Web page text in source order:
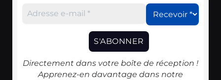
Directement dans votre boîte de réception !
Apprenez-en davantage dans notre